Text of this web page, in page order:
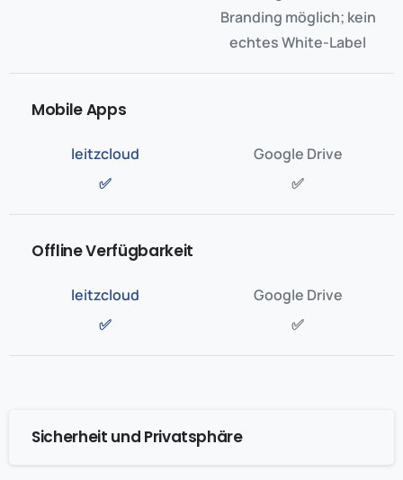
Branding möglich; kein
echtes White-Label
Mobile Apps
✅ ✅
Offline Verfügbarkeit
✅ ✅
Sicherheit und Privatsphäre